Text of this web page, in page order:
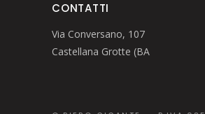
CONTATTI
Via Conversano, 107
Castellana Grotte (BA